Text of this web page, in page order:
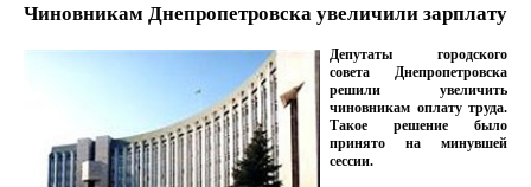
Чиновникам Днепропетровска увеличили зарплату
Депутаты городского
совета Днепропетровска
решили увеличить
чиновникам оплату труда.
Такое решение было
принято на минувшей
сессии.